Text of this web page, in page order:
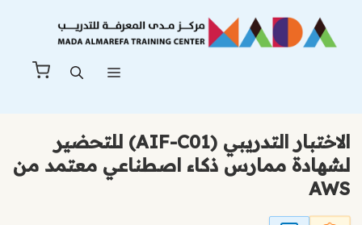
المحتوى
الاختبار التدريبي (AIF-C01) للتحضير
لشهادة ممارس ذكاء اصطناعي معتمد من
AWS